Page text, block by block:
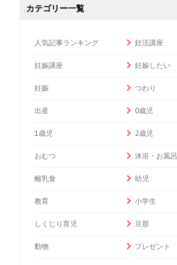
カテゴリー一覧
人気記事ランキング 妊活講座
妊娠講座 妊娠したい
妊娠 つわり
出産 0歳児
1歳児 2歳児
おむつ 沐浴・お風呂
離乳食 幼児
教育 小学生
しくじり育児 旦那
動物 プレゼント